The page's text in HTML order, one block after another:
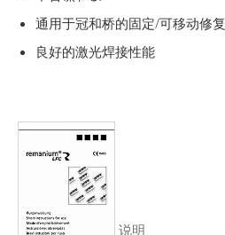
通用于冠和桥的固定/可移动修复
良好的激光焊接性能
说明